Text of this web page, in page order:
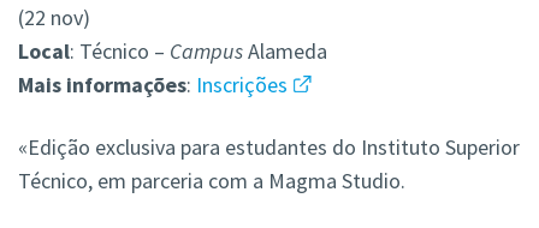
(22 nov)
Local: Técnico – CampusAlameda
Mais informações: Inscrições
«Edição exclusiva para estudantes do Instituto Superior
Técnico, em parceria com a Magma Studio.